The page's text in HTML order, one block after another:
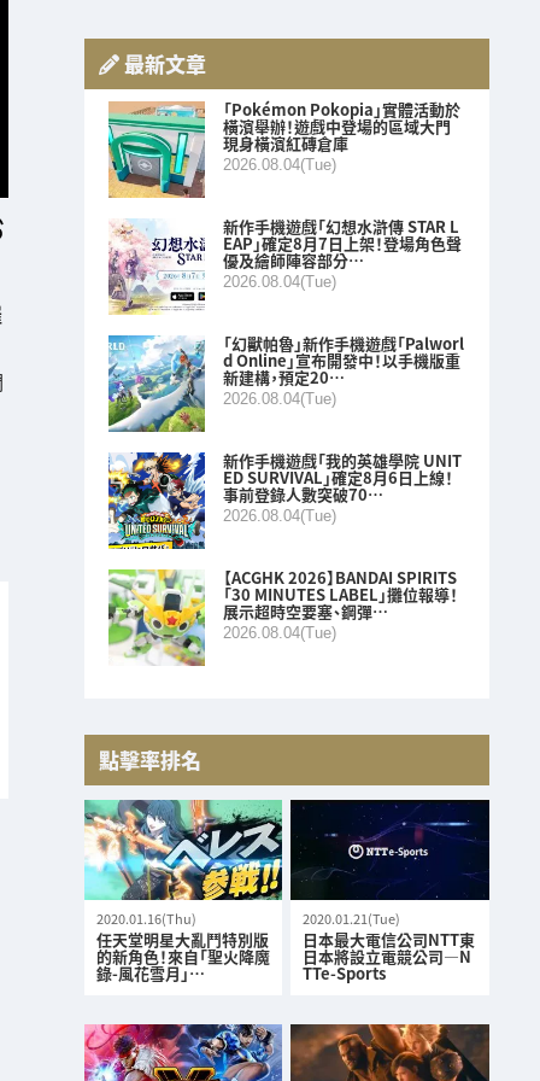
最新文章
「Pokémon Pokopia」實體活動於
橫濱舉辦！遊戲中登場的區域大門
現身橫濱紅磚倉庫
2026.08.04(Tue)
新作手機遊戲「幻想水滸傳 STAR L
EAP」確定8月7日上架！登場角色聲
優及繪師陣容部分…
2026.08.04(Tue)
「幻獸帕魯」新作手機遊戲「Palworl
d Online」宣布開發中！以手機版重
新建構，預定20…
2026.08.04(Tue)
新作手機遊戲「我的英雄學院 UNIT
ED SURVIVAL」確定8月6日上線！
事前登錄人數突破70…
2026.08.04(Tue)
【ACGHK 2026】BANDAI SPIRITS
「30 MINUTES LABEL」攤位報導！
展示超時空要塞、鋼彈…
2026.08.04(Tue)
點擊率排名
2020.01.16(Thu)
任天堂明星大亂鬥特別版
的新角色！來自「聖火降魔
錄-風花雪月」…
2020.01.21(Tue)
日本最大電信公司NTT東
日本將設立電競公司—N
TTe-Sports